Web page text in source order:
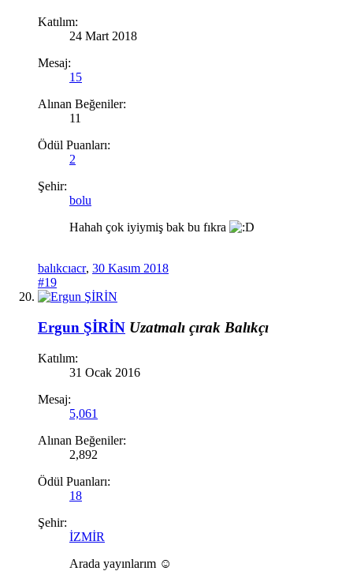
Katılım:
24 Mart 2018
Mesaj:
15
Alınan Beğeniler:
11
Ödül Puanları:
2
Şehir:
bolu
Hahah çok iyiymiş bak bu fıkra
balıkcıacr, 30 Kasım 2018
#19
Ergun ŞİRİN Uzatmalı çırak Balıkçı
Katılım:
31 Ocak 2016
Mesaj:
5,061
Alınan Beğeniler:
2,892
Ödül Puanları:
18
Şehir:
İZMİR
Arada yayınlarım ☺